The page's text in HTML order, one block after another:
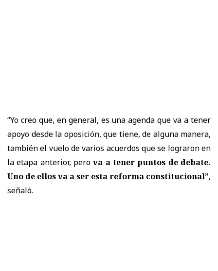
“Yo creo que, en general, es una agenda que va a tener
apoyo desde la oposición, que tiene, de alguna manera,
también el vuelo de varios acuerdos que se lograron en
la etapa anterior, perova a tener puntos de debate.
Uno de ellos va a ser esta reforma constitucional”,
señaló.